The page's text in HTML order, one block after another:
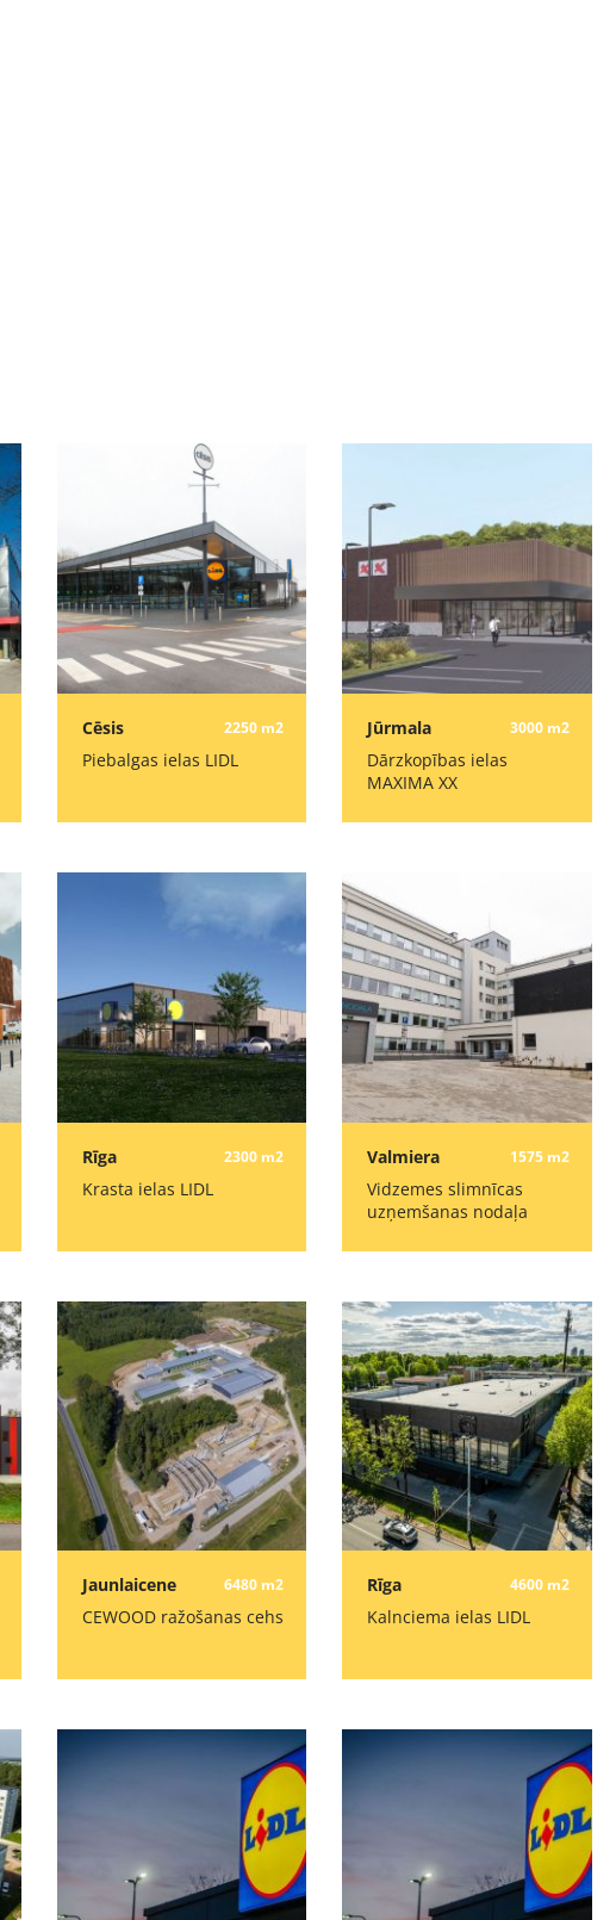
Cēsis 2250 m2
Piebalgas ielas LIDL
Jūrmala 3000 m2
Dārzkopības ielas
MAXIMA XX
Rīga 2300 m2
Krasta ielas LIDL
Valmiera 1575 m2
Vidzemes slimnīcas
uzņemšanas nodaļa
Jaunlaicene 6480 m2
CEWOOD ražošanas cehs
Rīga 4600 m2
Kalnciema ielas LIDL